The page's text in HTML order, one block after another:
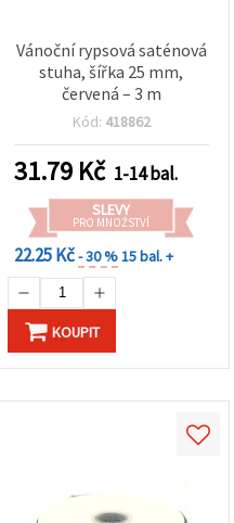
Vánoční rypsová saténová
stuha, šířka 25 mm,
červená – 3 m
Kód: 418862
31.79 Kč 1-14 bal.
SLEVY
PRO MNOŽSTVÍ
22.25 Kč- 30 %15 bal. +
KOUPIT